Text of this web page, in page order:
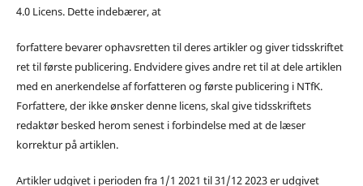
4.0 Licens. Dette indebærer, at
forfattere bevarer ophavsretten til deres artikler og giver tidsskriftet
ret til første publicering. Endvidere gives andre ret til at dele artiklen
med en anerkendelse af forfatteren og første publicering i NTfK.
Forfattere, der ikke ønsker denne licens, skal give tidsskriftets
redaktør besked herom senest i forbindelse med at de læser
korrektur på artiklen.
Artikler udgivet i perioden fra 1/1 2021 til 31/12 2023 er udgivet